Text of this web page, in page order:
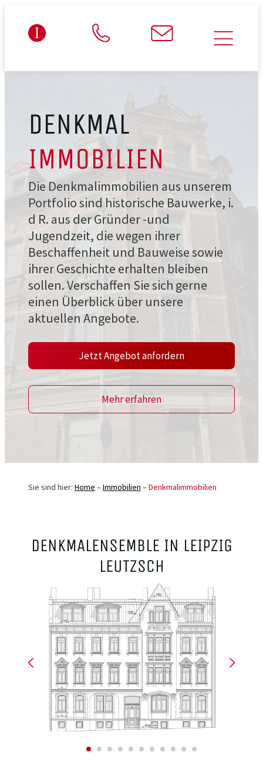
DENKMAL
IMMOBILIEN
Die Denkmalimmobilien aus unserem
Portfolio sind historische Bauwerke, i.
d R. aus der Gründer -und
Jugendzeit, die wegen ihrer
Beschaffenheit und Bauweise sowie
ihrer Geschichte erhalten bleiben
sollen. Verschaffen Sie sich gerne
einen Überblick über unsere
aktuellen Angebote.
Jetzt Angebot anfordern
Mehr erfahren
Sie sind hier: Home –Immobilien –Denkmalimmobilien
DENKMALENSEMBLE IN LEIPZIG
LEUTZSCH